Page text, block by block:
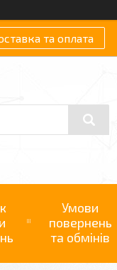
та оплата
Умови
повернень
та обмінів